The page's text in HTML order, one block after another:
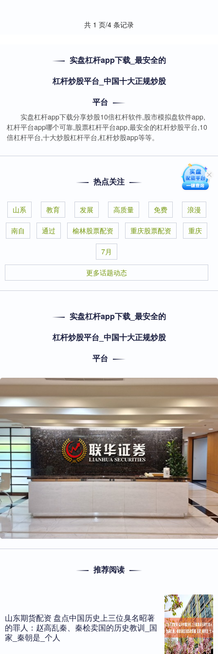
共 1 页/4 条记录
实盘杠杆app下载_最安全的
杠杆炒股平台_中国十大正规炒股
平台
实盘杠杆app下载分享炒股10倍杠杆软件,股市模拟盘软件app,
杠杆平台app哪个可靠,股票杠杆平台app,最安全的杠杆炒股平台,10
倍杠杆平台,十大炒股杠杆平台,杠杆炒股app等等。
热点关注
山系 教育 发展 高质量 免费 浪漫
南自 通过 榆林股票配资 重庆股票配资 重庆
7月
更多话题动态
实盘杠杆app下载_最安全的
杠杆炒股平台_中国十大正规炒股
平台
推荐阅读
山东期货配资 盘点中国历史上三位臭名昭著
的罪人：赵高乱秦、秦桧卖国的历史教训_国
家_秦朝是_个人